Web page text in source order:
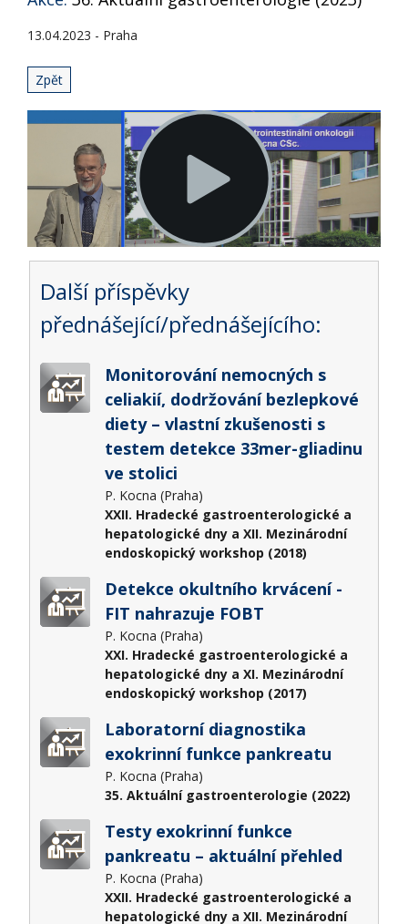
13.04.2023 - Praha
Zpět
Další příspěvky
přednášející/přednášejícího:
Monitorování nemocných s
celiakií, dodržování bezlepkové
diety – vlastní zkušenosti s
testem detekce 33mer-gliadinu
ve stolici
P. Kocna (Praha)
XXII. Hradecké gastroenterologické a
hepatologické dny a XII. Mezinárodní
endoskopický workshop (2018)
Detekce okultního krvácení -
FIT nahrazuje FOBT
P. Kocna (Praha)
XXI. Hradecké gastroenterologické a
hepatologické dny a XI. Mezinárodní
endoskopický workshop (2017)
Laboratorní diagnostika
exokrinní funkce pankreatu
P. Kocna (Praha)
35. Aktuální gastroenterologie (2022)
Testy exokrinní funkce
pankreatu – aktuální přehled
P. Kocna (Praha)
XXII. Hradecké gastroenterologické a
hepatologické dny a XII. Mezinárodní